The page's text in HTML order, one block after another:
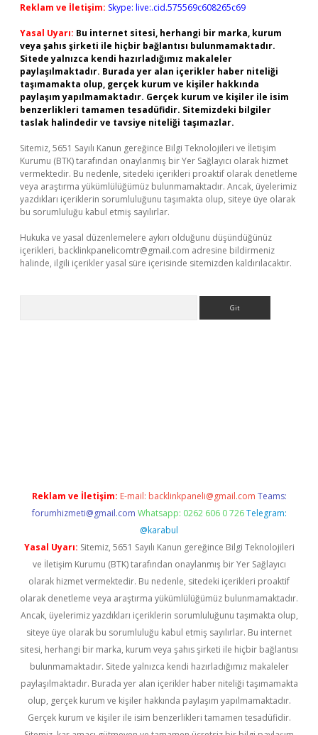
Reklam ve İletişim: Skype: live:.cid.575569c608265c69
Yasal Uyarı: Bu internet sitesi, herhangi bir marka, kurum
veya şahıs şirketi ile hiçbir bağlantısı bulunmamaktadır.
Sitede yalnızca kendi hazırladığımız makaleler
paylaşılmaktadır. Burada yer alan içerikler haber niteliği
taşımamakta olup, gerçek kurum ve kişiler hakkında
paylaşım yapılmamaktadır. Gerçek kurum ve kişiler ile isim
benzerlikleri tamamen tesadüfidir. Sitemizdeki bilgiler
taslak halindedir ve tavsiye niteliği taşımazlar.
Sitemiz, 5651 Sayılı Kanun gereğince Bilgi Teknolojileri ve İletişim
Kurumu (BTK) tarafından onaylanmış bir Yer Sağlayıcı olarak hizmet
vermektedir. Bu nedenle, sitedeki içerikleri proaktif olarak denetleme
veya araştırma yükümlülüğümüz bulunmamaktadır. Ancak, üyelerimiz
yazdıkları içeriklerin sorumluluğunu taşımakta olup, siteye üye olarak
bu sorumluluğu kabul etmiş sayılırlar.
Hukuka ve yasal düzenlemelere aykırı olduğunu düşündüğünüz
içerikleri, backlinkpanelicomtr@gmail.com adresine bildirmeniz
halinde, ilgili içerikler yasal süre içerisinde sitemizden kaldırılacaktır.
Reklam ve İletişim: E-mail: backlinkpaneli@gmail.com Teams:
forumhizmeti@gmail.com Whatsapp: 0262 606 0 726 Telegram:
@karabul
Yasal Uyarı: Sitemiz, 5651 Sayılı Kanun gereğince Bilgi Teknolojileri
ve İletişim Kurumu (BTK) tarafından onaylanmış bir Yer Sağlayıcı
olarak hizmet vermektedir. Bu nedenle, sitedeki içerikleri proaktif
olarak denetleme veya araştırma yükümlülüğümüz bulunmamaktadır.
Ancak, üyelerimiz yazdıkları içeriklerin sorumluluğunu taşımakta olup,
siteye üye olarak bu sorumluluğu kabul etmiş sayılırlar. Bu internet
sitesi, herhangi bir marka, kurum veya şahıs şirketi ile hiçbir bağlantısı
bulunmamaktadır. Sitede yalnızca kendi hazırladığımız makaleler
paylaşılmaktadır. Burada yer alan içerikler haber niteliği taşımamakta
olup, gerçek kurum ve kişiler hakkında paylaşım yapılmamaktadır.
Gerçek kurum ve kişiler ile isim benzerlikleri tamamen tesadüfidir.